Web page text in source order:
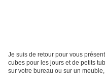
Je suis de retour pour vous
cubes pour les jours et de petits
sur votre bureau ou sur un